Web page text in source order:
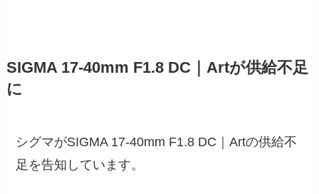
SIGMA 17-40mm F1.8 DC｜Artが供給不足
に
シグマがSIGMA 17-40mm F1.8 DC｜Artの供給不
足を告知しています。